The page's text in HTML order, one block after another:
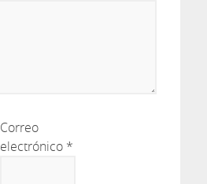
Correo
electrónico *